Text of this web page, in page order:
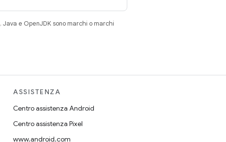
. Java e OpenJDK sono marchi o marchi
ASSISTENZA
Centro assistenza Android
Centro assistenza Pixel
www.android.com